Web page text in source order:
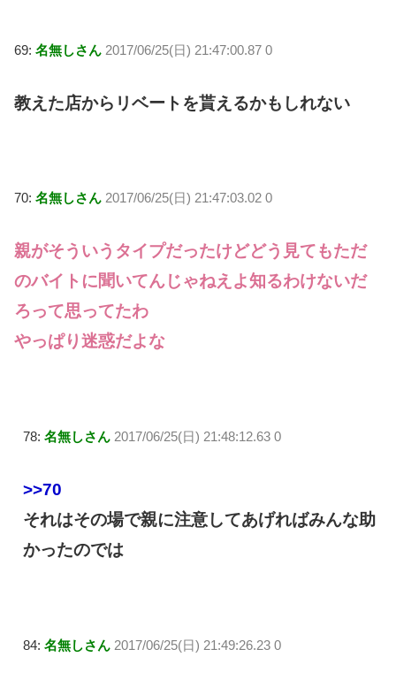
69: 名無しさん 2017/06/25(日) 21:47:00.87 0
教えた店からリベートを貰えるかもしれない
70: 名無しさん 2017/06/25(日) 21:47:03.02 0
親がそういうタイプだったけどどう見てもただ
のバイトに聞いてんじゃねえよ知るわけないだ
ろって思ってたわ
やっぱり迷惑だよな
78: 名無しさん 2017/06/25(日) 21:48:12.63 0
>>70
それはその場で親に注意してあげればみんな助
かったのでは
84: 名無しさん 2017/06/25(日) 21:49:26.23 0